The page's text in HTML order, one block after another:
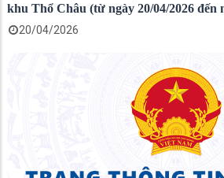
khu Thổ Châu (từ ngày 20/04/2026 đến
20/04/2026